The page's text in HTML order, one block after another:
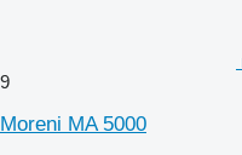
9
Moreni MA 5000